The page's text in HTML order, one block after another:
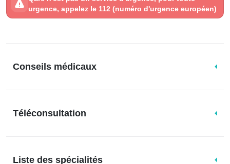
urgence, appelez le 112 (numéro d'urgence européen)
Conseils médicaux
Téléconsultation
Liste des spécialités